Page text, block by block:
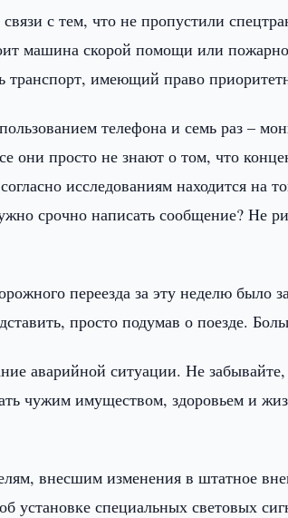
с тем, что не пропустили
машина скорой помощи или
транспорт, имеющий право
телефона и семь раз –
они просто не знают о том, что
исследованиям находится на
срочно написать сообщение? Не
переезда за эту неделю было
просто подумав о поезде.
аварийной ситуации. Не забывайте,
чужим имуществом, здоровьем и
внесшим изменения в штатное
установке специальных световых